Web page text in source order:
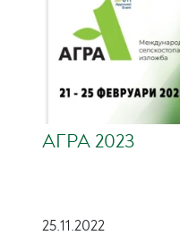
АГРА 2023
25.11.2022